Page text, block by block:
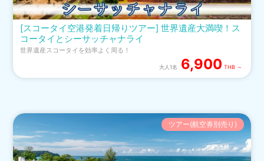
[スコータイ空港発着日帰りツアー] 世界遺産大満喫！ス
コータイとシーサッチャナライ
世界遺産スコータイを効率よく周る！
大人1名 6,900 THB ～
ツアー(航空券別売り)